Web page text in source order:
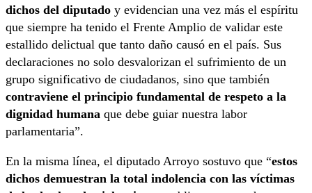
dichos del diputado y evidencian una vez más el espíritu
que siempre ha tenido el Frente Amplio de validar este
estallido delictual que tanto daño causó en el país. Sus
declaraciones no solo desvalorizan el sufrimiento de un
grupo significativo de ciudadanos, sino que también
contraviene el principio fundamental de respeto a la
dignidad humana que debe guiar nuestra labor
parlamentaria”.
En la misma línea, el diputado Arroyo sostuvo que “estos
dichos demuestran la total indolencia con las víctimas